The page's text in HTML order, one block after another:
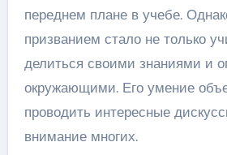
переднем плане в учебе.
призванием стало не только
делиться своими знаниями и
окружающими. Его умение
проводить интересные
внимание многих.